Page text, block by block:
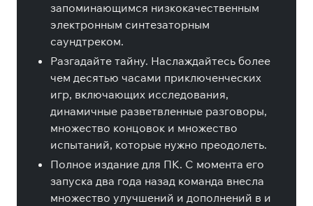
запоминающимся низкокачественным
электронным синтезаторным
саундтреком.
Разгадайте тайну. Наслаждайтесь более
чем десятью часами приключенческих
игр, включающих исследования,
динамичные разветвленные разговоры,
множество концовок и множество
испытаний, которые нужно преодолеть.
Полное издание для ПК. С момента его
запуска два года назад команда внесла
множество улучшений и дополнений в и